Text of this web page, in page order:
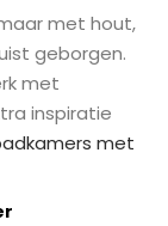
met hout,
geborgen.
met
inspiratie
met